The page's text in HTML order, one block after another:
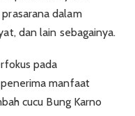
dalam
dan lain sebagainya.
pada
manfaat
cucu Bung Karno